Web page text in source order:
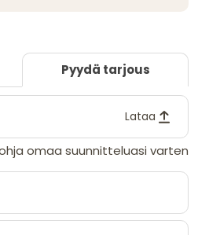
Pyydä tarjous
Lataa
omaa suunnitteluasi varten